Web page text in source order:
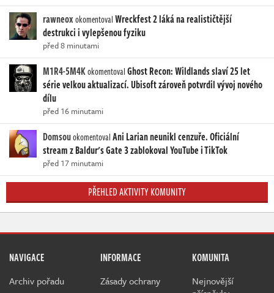
rawneoxokomentovalWreckfest 2 láká na realističtější
destrukci i vylepšenou fyziku
před 8 minutami
M1R4-5M4KokomentovalGhost Recon: Wildlands slaví 25 let
série velkou aktualizací. Ubisoft zároveň potvrdil vývoj nového
dílu
před 16 minutami
DomsouokomentovalAni Larian neunikl cenzuře. Oficiální
stream z Baldur's Gate 3 zablokoval YouTube i TikTok
před 17 minutami
PŘEHLED AKTIVITY KOMUNITY
NAVIGACE
Archiv pořadu
INFORMACE
Zásady ochrany
KOMUNITA
Nejnovější